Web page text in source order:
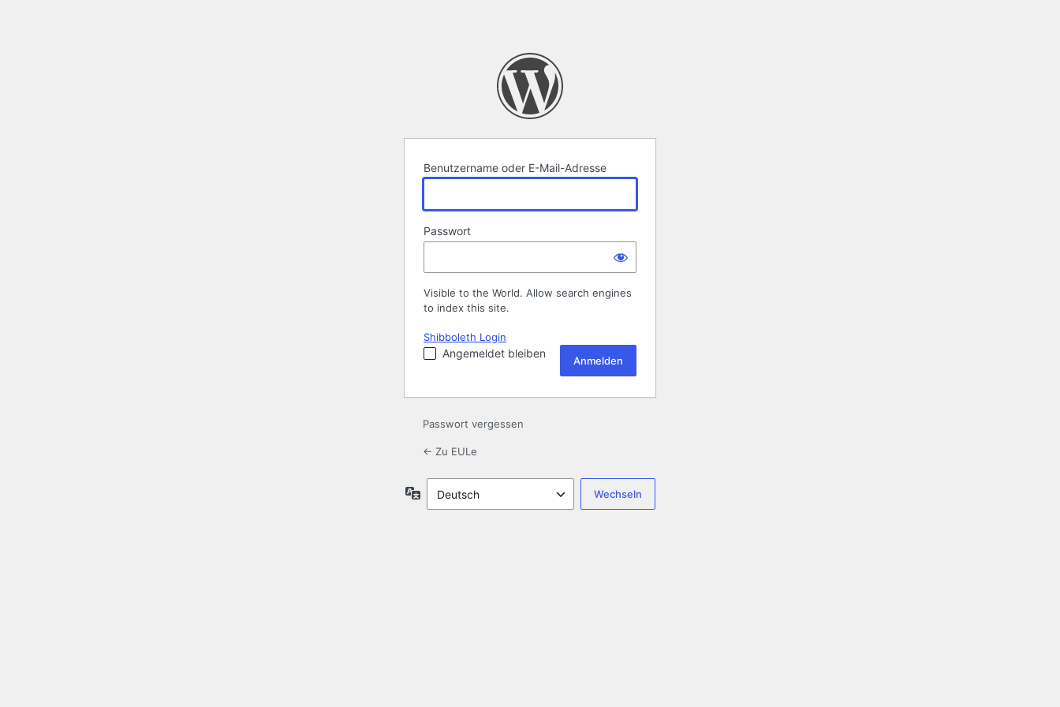
Benutzername oder E-Mail-Adresse
Passwort
Visible to the World. Allow search engines
to index this site.
Shibboleth Login
Angemeldet bleiben
Passwort vergessen
← Zu EULe
Sprache